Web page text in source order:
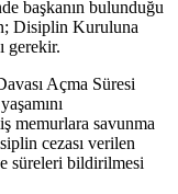
başkanın bulunduğu
Disiplin Kuruluna
gerekir.
Açma Süresi
memurlara savunma
cezası verilen
süreleri bildirilmesi